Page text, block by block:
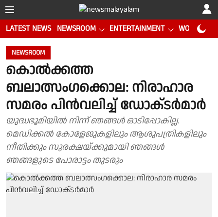
LATEST NEWS NEWSROOM ENTERTAINMENT WORLD CUP
NEWSROOM
കൊൽക്കത്ത
ബലാത്സംഗക്കൊല: നിരാഹാര
സമരം പിൻവലിച്ച് ഡോക്‌ടർമാർ
യുദ്ധഭൂമിയിൽ നിന്ന് ഞങ്ങൾ ഓടിപ്പോകില്ല.
മെഡിക്കൽ കോളേജുകളിലും ആശുപത്രികളിലും
നീതിക്കും സുരക്ഷയ്ക്കുമായി ഞങ്ങൾ
ഞങ്ങളുടെ പോരാട്ടം തുടരും